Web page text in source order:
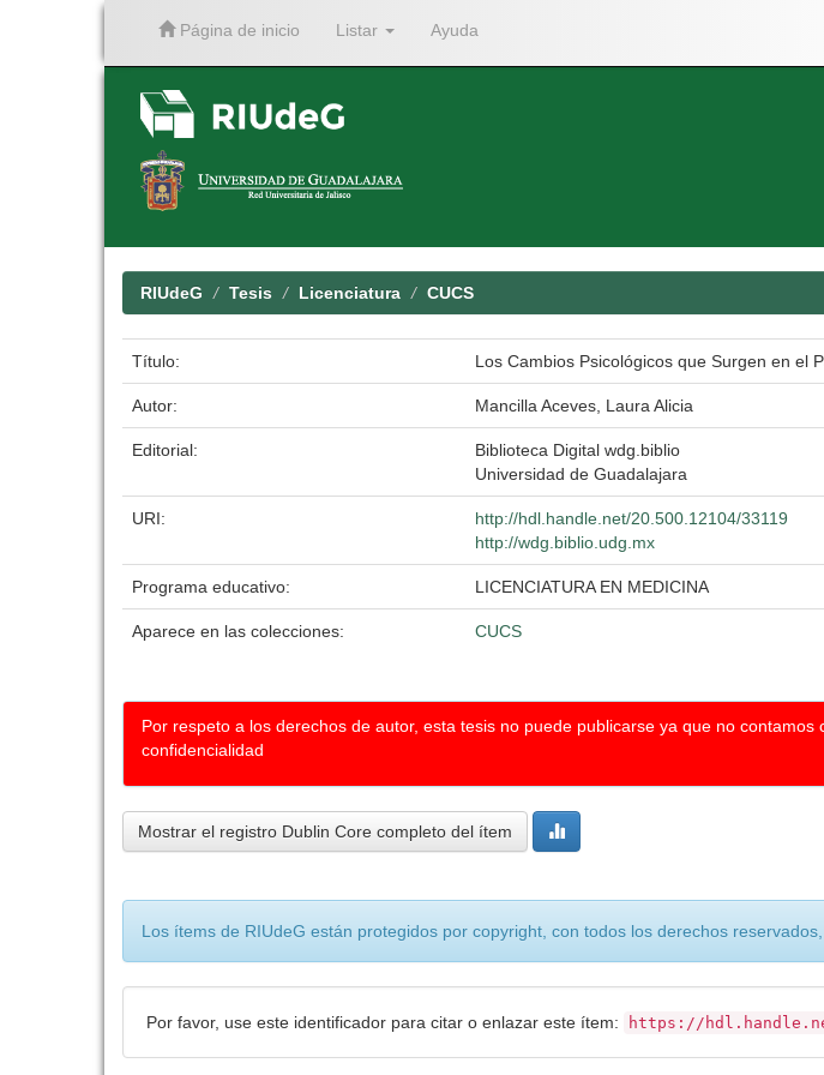
Página de inicio Listar Ayuda
RIUdeG Tesis Licenciatura CUCS
Título: Los Cambios Psicológicos que Surgen en el
Autor: Mancilla Aceves, Laura Alicia
Editorial:
Biblioteca Digital wdg.biblio
Universidad de Guadalajara
URI:
http://hdl.handle.net/20.500.12104/33119
http://wdg.biblio.udg.mx
Programa educativo: LICENCIATURA EN MEDICINA
Aparece en las colecciones: CUCS
Por respeto a los derechos de autor, esta tesis no puede publicarse ya que no
confidencialidad
Mostrar el registro Dublin Core completo del ítem
Los ítems de RIUdeG están protegidos por copyright, con todos los derechos
Por favor, use este identificador para citar o enlazar este ítem: https://